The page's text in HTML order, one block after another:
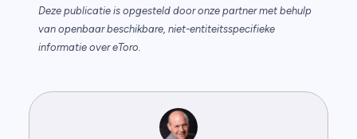
Deze publicatie is opgesteld door onze partner met behulp
van openbaar beschikbare, niet-entiteitsspecifieke
informatie over eToro.